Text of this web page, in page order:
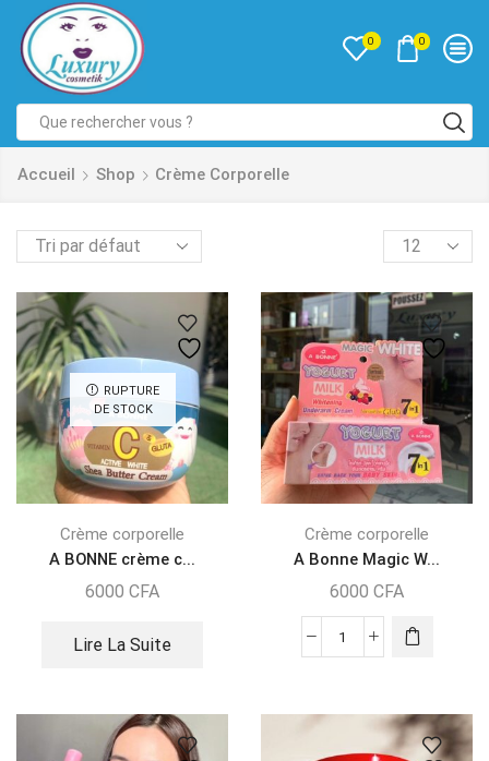
0 0
Accueil Shop Crème Corporelle
RUPTURE
DE STOCK
Crème corporelle
A BONNE crème c...
6000 CFA
Lire La Suite
Crème corporelle
A Bonne Magic W...
6000 CFA